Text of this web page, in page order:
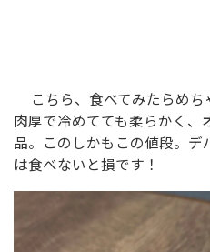
こちら、食べてみたらめ
肉厚で冷めてても柔らかく、
品。このしかもこの値段。デ
は食べないと損です！